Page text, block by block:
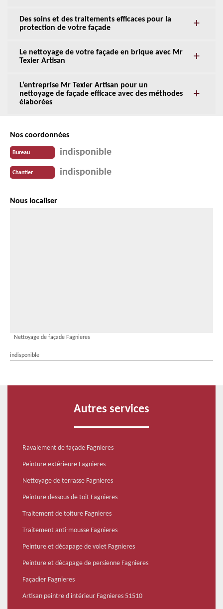
Des soins et des traitements efficaces pour la
protection de votre façade
Le nettoyage de votre façade en brique avec Mr
Texier Artisan
L’entreprise Mr Texier Artisan pour un
nettoyage de façade efficace avec des méthodes
élaborées
Nos coordonnées
Bureau indisponible
Chantier indisponible
Nous localiser
Nettoyage de façade Fagnieres
indisponible
Autres services
Ravalement de façade Fagnieres
Peinture extérieure Fagnieres
Nettoyage de terrasse Fagnieres
Peinture dessous de toit Fagnieres
Traitement de toiture Fagnieres
Traitement anti-mousse Fagnieres
Peinture et décapage de volet Fagnieres
Peinture et décapage de persienne Fagnieres
Façadier Fagnieres
Artisan peintre d'intérieur Fagnieres 51510